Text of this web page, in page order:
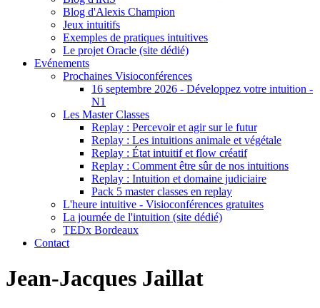
Blog d'Alexis Champion
Jeux intuitifs
Exemples de pratiques intuitives
Le projet Oracle (site dédié)
Evénements
Prochaines Visioconférences
16 septembre 2026 - Développez votre intuition -
N1
Les Master Classes
Replay : Percevoir et agir sur le futur
Replay : Les intuitions animale et végétale
Replay : État intuitif et flow créatif
Replay : Comment être sûr de nos intuitions
Replay : Intuition et domaine judiciaire
Pack 5 master classes en replay
L'heure intuitive - Visioconférences gratuites
La journée de l'intuition (site dédié)
TEDx Bordeaux
Contact
Jean-Jacques Jaillat